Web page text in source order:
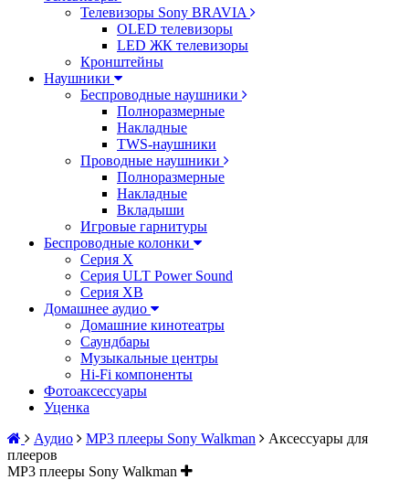
Телевизоры Sony BRAVIA
OLED телевизоры
LED ЖК телевизоры
Кронштейны
Наушники
Беспроводные наушники
Полноразмерные
Накладные
TWS-наушники
Проводные наушники
Полноразмерные
Накладные
Вкладыши
Игровые гарнитуры
Беспроводные колонки
Серия X
Серия ULT Power Sound
Серия XB
Домашнее аудио
Домашние кинотеатры
Саундбары
Музыкальные центры
Hi-Fi компоненты
Фотоаксессуары
Уценка
Аудио
MP3 плееры Sony Walkman
Аксессуары для
плееров
MP3 плееры Sony Walkman